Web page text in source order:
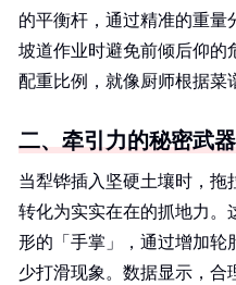
的平衡杆，通过精准的重量
坡道作业时避免前倾后仰的
配重比例，就像厨师根据菜
二、牵引力的秘密武器
当犁铧插入坚硬土壤时，拖
转化为实实在在的抓地力。
形的「手掌」，通过增加轮
少打滑现象。数据显示，合